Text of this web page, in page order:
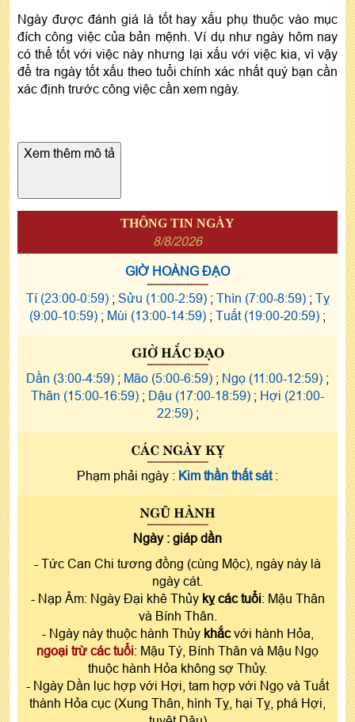
Ngày được đánh giá là tốt hay xấu phụ thuộc vào mục
đích công việc của bản mệnh. Ví dụ như ngày hôm nay
có thể tốt với việc này nhưng lại xấu với việc kia, vì vậy
để tra ngày tốt xấu theo tuổi chính xác nhất quý bạn cần
xác định trước công việc cần xem ngày.
Xem thêm mô tả
THÔNG TIN NGÀY
8/8/2026
GIỜ HOÀNG ĐẠO
Tí (23:00-0:59); Sửu (1:00-2:59); Thìn (7:00-8:59); Tỵ
(9:00-10:59) ; Mùi (13:00-14:59) ; Tuất (19:00-20:59) ;
GIỜ HẮC ĐẠO
Dần (3:00-4:59) ; Mão (5:00-6:59) ; Ngọ (11:00-12:59) ;
Thân (15:00-16:59) ; Dậu (17:00-18:59) ; Hợi (21:00-
22:59);
CÁC NGÀY KỴ
Phạm phải ngày : Kim thần thất sát:
NGŨ HÀNH
Ngày : giáp dần
- Tức Can Chi tương đồng (cùng Mộc), ngày này là
ngày cát.
- Nạp Âm: Ngày Đại khê Thủy kỵ các tuổi: Mậu Thân
và Bính Thân.
- Ngày này thuộc hành Thủy khắcvới hành Hỏa,
ngoại trừ các tuổi: Mậu Tý, Bính Thân và Mậu Ngọ
thuộc hành Hỏa không sợ Thủy.
- Ngày Dần lục hợp với Hợi, tam hợp với Ngọ và Tuất
thành Hỏa cục (Xung Thân, hình Tỵ, hại Tỵ, phá Hợi,